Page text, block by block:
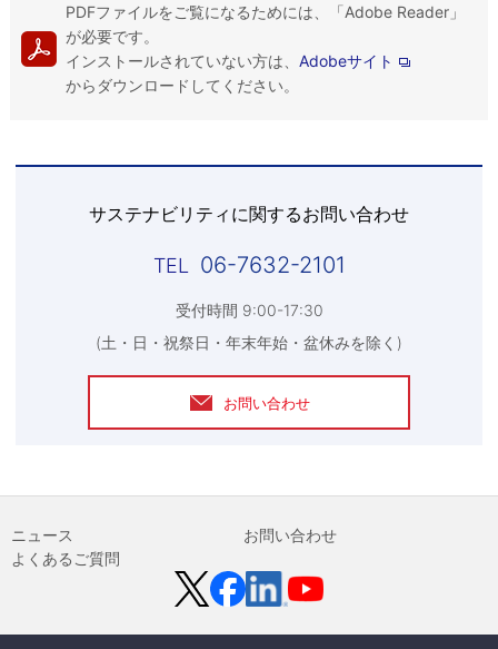
PDFファイルをご覧になるためには、「Adobe Reader」
が必要です。
インストールされていない方は、 Adobeサイト
からダウンロードしてください。
サステナビリティに関するお問い合わせ
06-7632-2101
受付時間 9:00-17:30
(土・日・祝祭日・年末年始・盆休みを除く)
お問い合わせ
ニュース
お問い合わせ
よくあるご質問